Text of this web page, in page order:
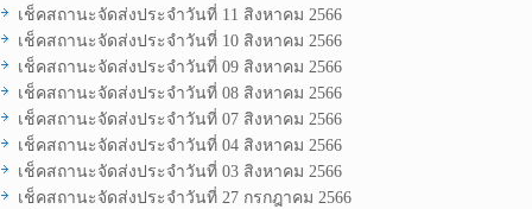
เช็คสถานะจัดส่งประจำวันที่ 11 สิงหาคม 2566
เช็คสถานะจัดส่งประจำวันที่ 10 สิงหาคม 2566
เช็คสถานะจัดส่งประจำวันที่ 09 สิงหาคม 2566
เช็คสถานะจัดส่งประจำวันที่ 08 สิงหาคม 2566
เช็คสถานะจัดส่งประจำวันที่ 07 สิงหาคม 2566
เช็คสถานะจัดส่งประจำวันที่ 04 สิงหาคม 2566
เช็คสถานะจัดส่งประจำวันที่ 03 สิงหาคม 2566
เช็คสถานะจัดส่งประจำวันที่ 27 กรกฎาคม 2566